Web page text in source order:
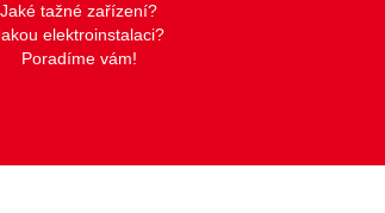
Jaké tažné zařízení?
elektroinstalaci?
Poradíme vám!